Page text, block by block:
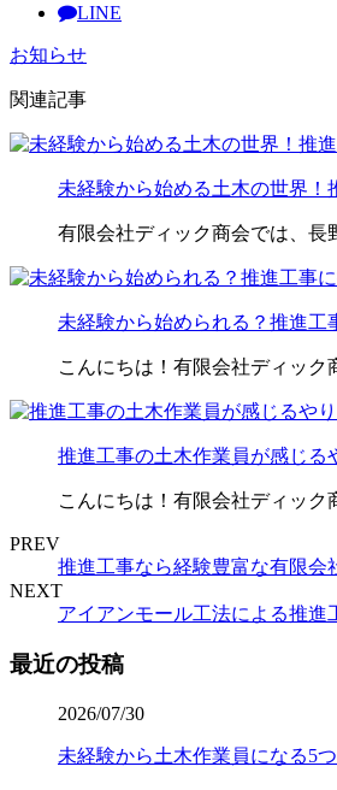
LINE
お知らせ
関連記事
未経験から始める土木の世界
有限会社ディック商会では、
未経験から始められる？推進工
こんにちは！有限会社ディッ
推進工事の土木作業員が感じる
こんにちは！有限会社ディッ
PREV
推進工事なら経験豊富な有限会
NEXT
アイアンモール工法による推進
最近の投稿
2026/07/30
未経験から土木作業員になる5